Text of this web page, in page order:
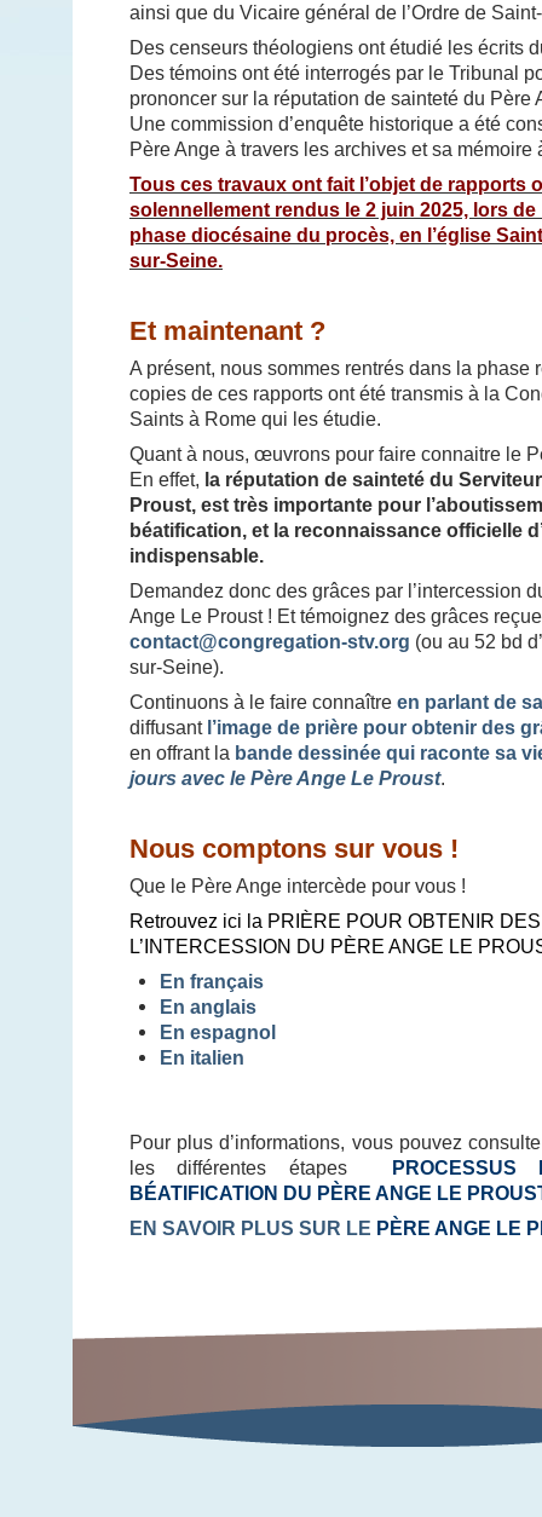
ainsi que du Vicaire général de l’Ordre de
Des censeurs théologiens ont étudié les écrits
Des témoins ont été interrogés par le Tribunal
prononcer sur la réputation de sainteté du Père
Une commission d’enquête historique a été
Père Ange à travers les archives et sa mémoire
Tous ces travaux ont fait l’objet de rapports
solennellement rendus le 2 juin 2025, lors
phase diocésaine du procès, en l’église
sur-Seine.
Et maintenant ?
A présent, nous sommes rentrés dans la phase
copies de ces rapports ont été transmis à la
Saints à Rome qui les étudie.
Quant à nous, œuvrons pour faire connaitre le
En effet, la réputation de sainteté du
Proust, est très importante pour
béatification, et la reconnaissance officielle
indispensable.
Demandez donc des grâces par l’intercession
Ange Le Proust ! Et témoignez des grâces
contact@congregation-stv.org (ou au 52 bd
sur-Seine).
Continuons à le faire connaître en parlant de
diffusant l’image de prière pour obtenir des
en offrant la bande dessinée qui raconte sa
jours avec le Père Ange Le Proust.
Nous comptons sur vous !
Que le Père Ange intercède pour vous !
Retrouvez ici la PRIÈRE POUR OBTENIR
L’INTERCESSION DU PÈRE ANGE LE
En français
En anglais
En espagnol
En italien
Pour plus d’informations, vous pouvez
les différentes étapes
BÉATIFICATION DU PÈRE ANGE LE
EN SAVOIR PLUS SUR LE PÈRE ANGE LE